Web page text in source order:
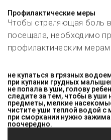
Профилактические меры
Чтобы стреляющая боль
посещала, необходимо
профилактическим мерам:
не купаться в грязных
при купании грудных
не попала в уши, голову
следите за тем, чтобы в
предметы, мелкие
чистите уши теплой водой
при сморкании нужно
поочередно.